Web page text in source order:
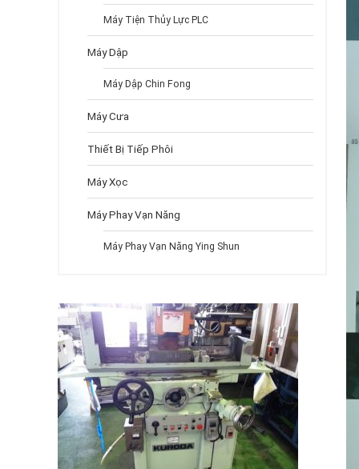
Máy Tiện Thủy Lực PLC
Máy Dập
Máy Dập Chin Fong
Máy Cưa
Thiết Bị Tiếp Phôi
Máy Xọc
Máy Phay Vạn Năng
Máy Phay Vạn Năng Ying Shun